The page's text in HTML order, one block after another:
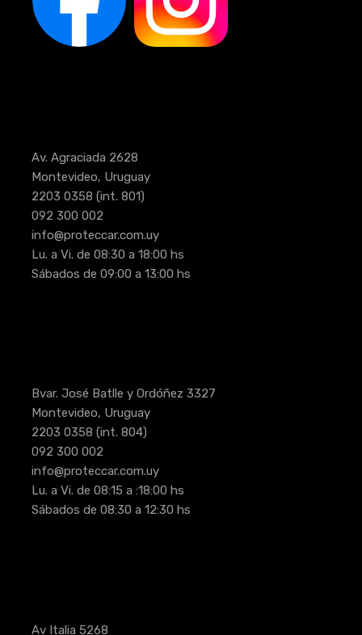
Av. Agraciada 2628
Montevideo, Uruguay
2203 0358 (int. 801)
092 300 002
info@proteccar.com.uy
Lu. a Vi. de 08:30 a 18:00 hs
Sábados de 09:00 a 13:00 hs
Bvar. José Batlle y Ordóñez 3327
Montevideo, Uruguay
2203 0358 (int. 804)
092 300 002
info@proteccar.com.uy
Lu. a Vi. de 08:15 a :18:00 hs
Sábados de 08:30 a 12:30 hs
Av Italia 5268